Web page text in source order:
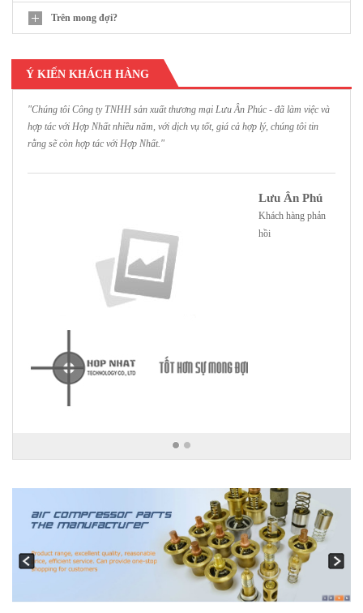
Trên mong đợi?
Ý KIẾN KHÁCH HÀNG
"Chúng tôi Công ty TNHH sản xuất thương mại Lưu Ân Phúc - đã làm việc và
hợp tác với Hợp Nhất nhiều năm, với dịch vụ tốt, giá cả hợp lý, chúng tôi tin
rằng sẽ còn hợp tác với Hợp Nhất."
Lưu Ân Phú
Khách hàng phản
hồi